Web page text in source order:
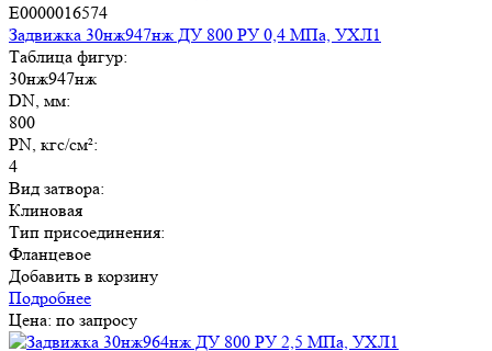
E0000016574
Задвижка 30нж947нж ДУ 800 РУ 0,4 МПа, УХЛ1
Таблица фигур:
30нж947нж
DN, мм:
800
PN, кгс/см²:
4
Вид затвора:
Клиновая
Тип присоединения:
Фланцевое
Добавить в корзину
Подробнее
Цена: по запросу